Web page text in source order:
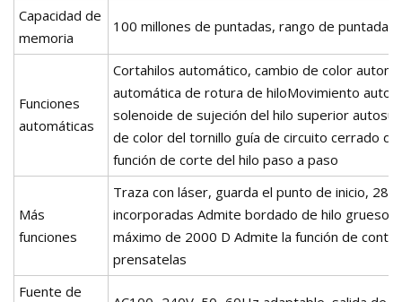
Capacidad de
memoria
100 millones de puntadas, rango de
Funciones
automáticas
Cortahilos automático, cambio de color
automática de rotura de hiloMovimiento
solenoide de sujeción del hilo superior
de color del tornillo guía de circuito cerrado
función de corte del hilo paso a paso
Más
funciones
Traza con láser, guarda el punto de inicio, 28
incorporadas Admite bordado de hilo grueso
máximo de 2000 D Admite la función de
prensatelas
Fuente de